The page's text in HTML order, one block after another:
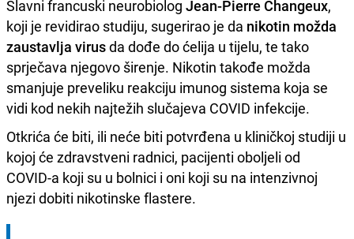
Slavni francuski neurobiolog Jean-Pierre Changeux,
koji je revidirao studiju, sugerirao je da nikotin možda
zaustavlja virusda dođe do ćelija u tijelu, te tako
sprječava njegovo širenje. Nikotin takođe možda
smanjuje preveliku reakciju imunog sistema koja se
vidi kod nekih najtežih slučajeva COVID infekcije.
Otkrića će biti, ili neće biti potvrđena u kliničkoj studiji u
kojoj će zdravstveni radnici, pacijenti oboljeli od
COVID-a koji su u bolnici i oni koji su na intenzivnoj
njezi dobiti nikotinske flastere.